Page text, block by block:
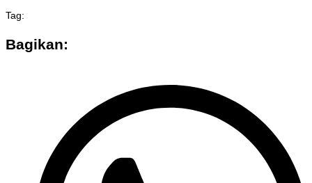
Tag:
Bagikan: